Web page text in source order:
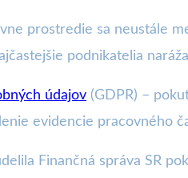
prostredie sa neustále
podnikatelia
údajov (GDPR) –
evidencie pracovného
Finančná správa SR